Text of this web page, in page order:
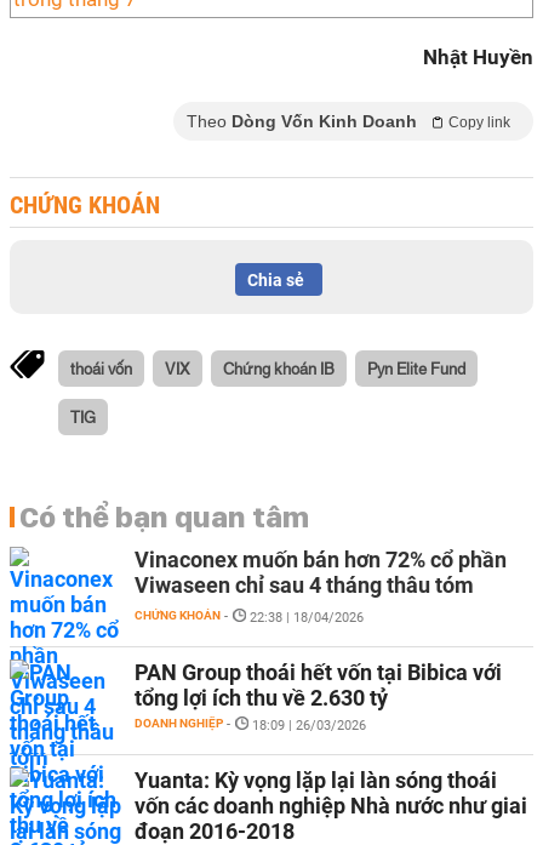
Nhật Huyền
Theo Dòng Vốn Kinh Doanh Copy link
CHỨNG KHOÁN
Chia sẻ
thoái vốn VIX Chứng khoán IB Pyn Elite Fund
TIG
Có thể bạn quan tâm
Vinaconex muốn bán hơn 72% cổ phần
Viwaseen chỉ sau 4 tháng thâu tóm
CHỨNG KHOÁN - 22:38 | 18/04/2026
PAN Group thoái hết vốn tại Bibica với
tổng lợi ích thu về 2.630 tỷ
DOANH NGHIỆP - 18:09 | 26/03/2026
Yuanta: Kỳ vọng lặp lại làn sóng thoái
vốn các doanh nghiệp Nhà nước như giai
đoạn 2016-2018